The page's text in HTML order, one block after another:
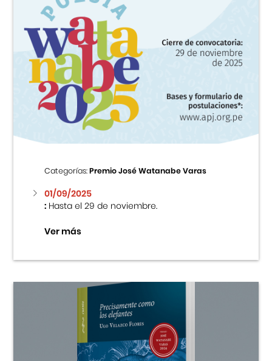
Categorías:Premio José Watanabe Varas
01/09/2025
:Hasta el 29 de noviembre.
Ver más